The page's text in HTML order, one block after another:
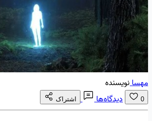
مهسانویسنده
0 دیدگاه‌ها اشتراک